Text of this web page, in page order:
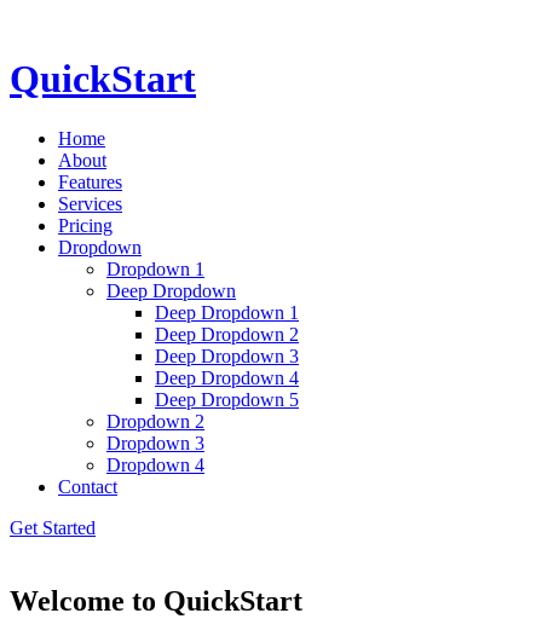
QuickStart
Home
About
Features
Services
Pricing
Dropdown
Dropdown 1
Deep Dropdown
Deep Dropdown 1
Deep Dropdown 2
Deep Dropdown 3
Deep Dropdown 4
Deep Dropdown 5
Dropdown 2
Dropdown 3
Dropdown 4
Contact
Get Started
Welcome to QuickStart